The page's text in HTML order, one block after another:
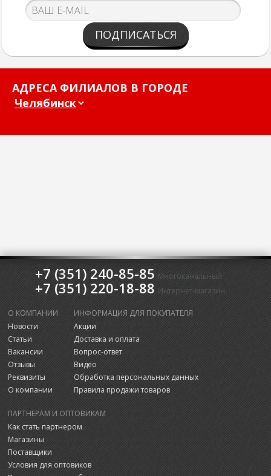
ПОДПИСАТЬСЯ
АДРЕСА ФИЛИАЛОВ В ГОРОДЕ
+7 (351) 240-85-85 Многоканальный
+7 (351) 220-18-88 Интернет-магазин
О КОМПАНИИ
Новости
Статьи
Вакансии
Отзывы
Реквизиты
О компании
ИНФОРМАЦИЯ ДЛЯ ПОКУПАТЕЛЯ
Акции
Доставка и оплата
Вопрос-ответ
Видео
Обработка персональных данных
Правила продажи товаров
ПАРТНЕРАМ И ОПТОВИКАМ
Как стать партнером
Магазины
Поставщики
Условия для оптовиков